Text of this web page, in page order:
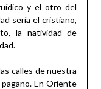
y el otro del
sería el cristiano,
la natividad de
calles de nuestra
En Oriente